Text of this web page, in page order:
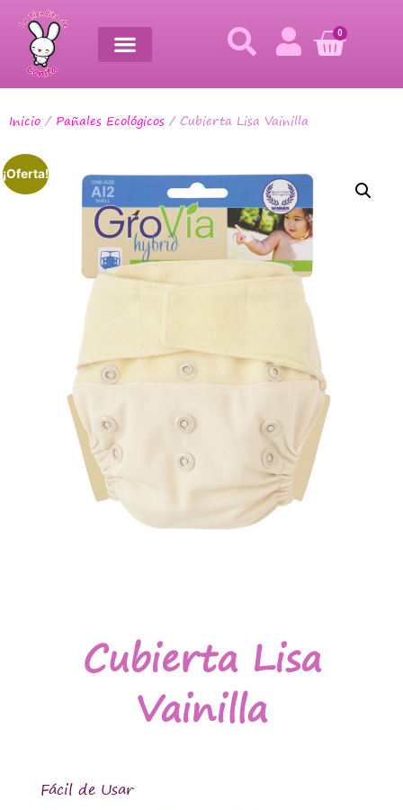
0
Inicio / Pañales Ecológicos / Cubierta Lisa Vainilla
¡Oferta!
Cubierta Lisa
Vainilla
Fácil de Usar